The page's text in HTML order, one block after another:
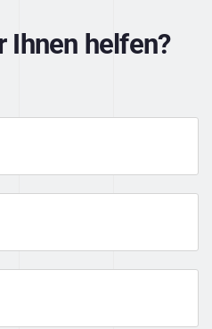
Ihnen helfen?